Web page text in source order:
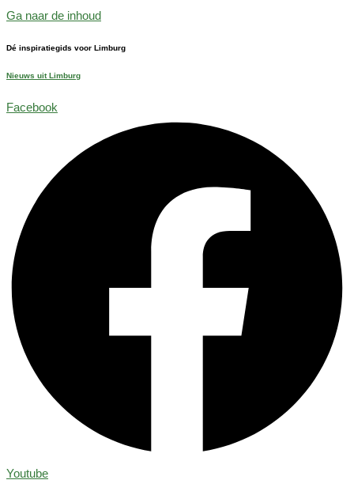
Ga naar de inhoud
Dé inspiratiegids voor Limburg
Nieuws uit Limburg
Facebook
Youtube